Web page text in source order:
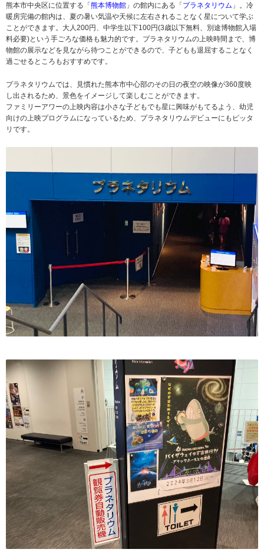
熊本市中央区に位置する「熊本博物館 」の館内にある「プラネタリウム 」。冷
暖房完備の館内は、夏の暑い気温や天候に左右されることなく星について学ぶ
ことができます。大人200円、中学生以下100円(3歳以下無料、別途博物館入場
料必要)という手ごろな価格も魅力的です。プラネタリウムの上映時間まで、博
物館の展示などを見ながら待つことができるので、子どもも退屈することなく
過ごせるところもおすすめです。
プラネタリウムでは、見慣れた熊本市中心部のその日の夜空の映像が360度映
し出されるため、景色をイメージして楽しむことができます。
ファミリーアワーの上映内容は小さな子どもでも星に興味がもてるよう、幼児
向けの上映プログラムになっているため、プラネタリウムデビューにもピッタ
リです。